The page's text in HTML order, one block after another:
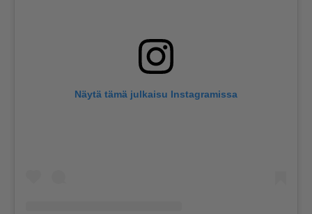
Näytä tämä julkaisu Instagramissa